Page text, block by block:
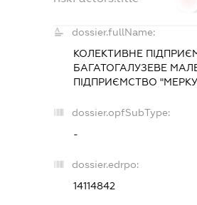
dossier.fullName:
КОЛЕКТИВНЕ
БАГАТОГАЛУЗЕВЕ
ПІДПРИЄМСТВО
dossier.opfSubType:
-
dossier.edrpo:
14114842